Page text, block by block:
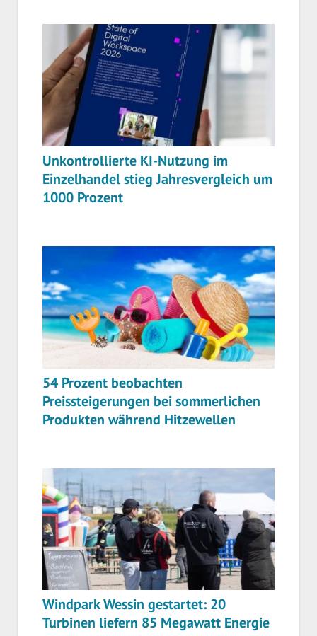
Unkontrollierte KI-Nutzung im
Einzelhandel stieg Jahresvergleich um
1000 Prozent
54 Prozent beobachten
Preissteigerungen bei sommerlichen
Produkten während Hitzewellen
Windpark Wessin gestartet: 20
Turbinen liefern 85 Megawatt Energie